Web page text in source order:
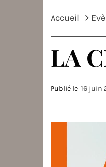
Accueil
LA
Publié le 16 juin